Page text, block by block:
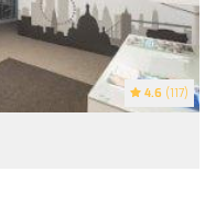
4.6 (117)